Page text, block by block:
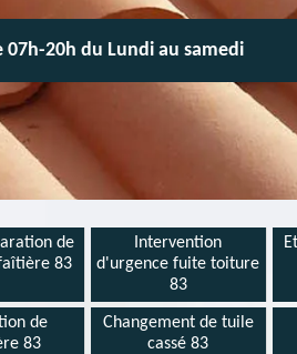
07h-20h du Lundi au samedi
de
83
Intervention
d'urgence fuite toiture
83
de
83
Changement de tuile
cassé 83